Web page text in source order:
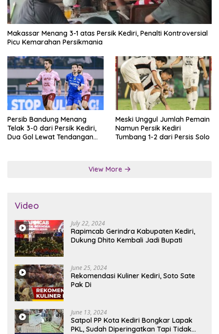
Makassar Menang 3-1 atas Persik Kediri, Penalti Kontroversial
Picu Kemarahan Persikmania
Persib Bandung Menang
Telak 3-0 dari Persik Kediri,
Dua Gol Lewat Tendangan
Meski Unggul Jumlah Pemain
Namun Persik Kediri
Tumbang 1-2 dari Persis Solo
View More
Video
July 22, 2024
Rapimcab Gerindra Kabupaten Kediri,
Dukung Dhito Kembali Jadi Bupati
June 25, 2024
Rekomendasi Kuliner Kediri, Soto Sate
Pak Di
June 13, 2024
Satpol PP Kota Kediri Bongkar Lapak
PKL, Sudah Diperingatkan Tapi Tidak